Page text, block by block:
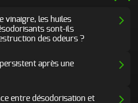
vinaigre, les huiles
sont-ils
des odeurs ?
après une
entre désodorisation et